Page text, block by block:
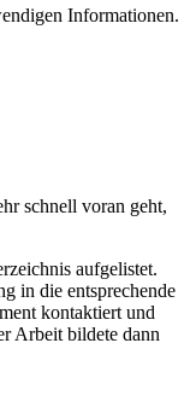
Informationen.
schnell voran geht,
aufgelistet.
in die entsprechende
kontaktiert und
Arbeit bildete dann